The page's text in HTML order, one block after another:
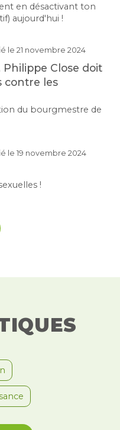
en désactivant ton
aujourd'hui !
le 21 novembre 2024
Close doit
contre les
du bourgmestre de
le 19 novembre 2024
!